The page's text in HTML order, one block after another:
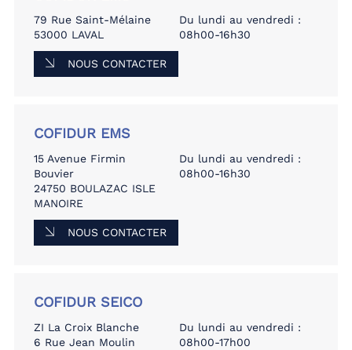
79 Rue Saint-Mélaine
53000 LAVAL
Du lundi au vendredi :
08h00-16h30
NOUS CONTACTER
COFIDUR EMS
15 Avenue Firmin
Bouvier
24750 BOULAZAC ISLE
MANOIRE
Du lundi au vendredi :
08h00-16h30
NOUS CONTACTER
COFIDUR SEICO
ZI La Croix Blanche
6 Rue Jean Moulin
Du lundi au vendredi :
08h00-17h00